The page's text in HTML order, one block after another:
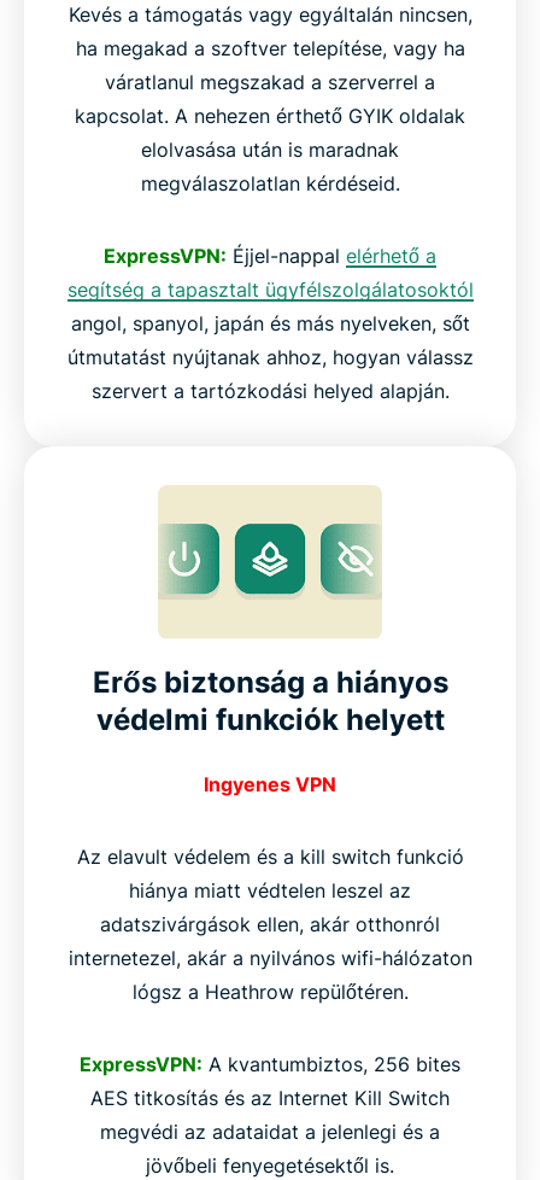
Kevés a támogatás vagy egyáltalán nincsen,
ha megakad a szoftver telepítése, vagy ha
váratlanul megszakad a szerverrel a
kapcsolat. A nehezen érthető GYIK oldalak
elolvasása után is maradnak
megválaszolatlan kérdéseid.
ExpressVPN: Éjjel-nappal elérhető a
segítség a tapasztalt ügyfélszolgálatosoktól
angol, spanyol, japán és más nyelveken, sőt
útmutatást nyújtanak ahhoz, hogyan válassz
szervert a tartózkodási helyed alapján.
Erős biztonság a hiányos
védelmi funkciók helyett
Ingyenes VPN
Az elavult védelem és a kill switch funkció
hiánya miatt védtelen leszel az
adatszivárgások ellen, akár otthonról
internetezel, akár a nyilvános wifi-hálózaton
lógsz a Heathrow repülőtéren.
ExpressVPN: A kvantumbiztos, 256 bites
AES titkosítás és az Internet Kill Switch
megvédi az adataidat a jelenlegi és a
jövőbeli fenyegetésektől is.